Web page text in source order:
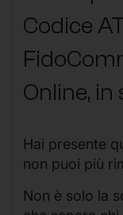
Codice
Online, in
Hai presente
non puoi più
Non è solo la